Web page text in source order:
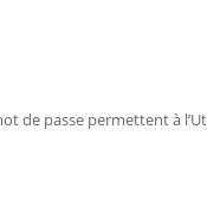
de passe permettent à